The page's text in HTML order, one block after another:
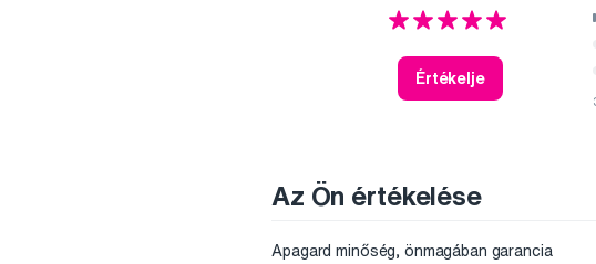
Értékelje
Az Ön értékelése
Apagard minőség, önmagában garancia